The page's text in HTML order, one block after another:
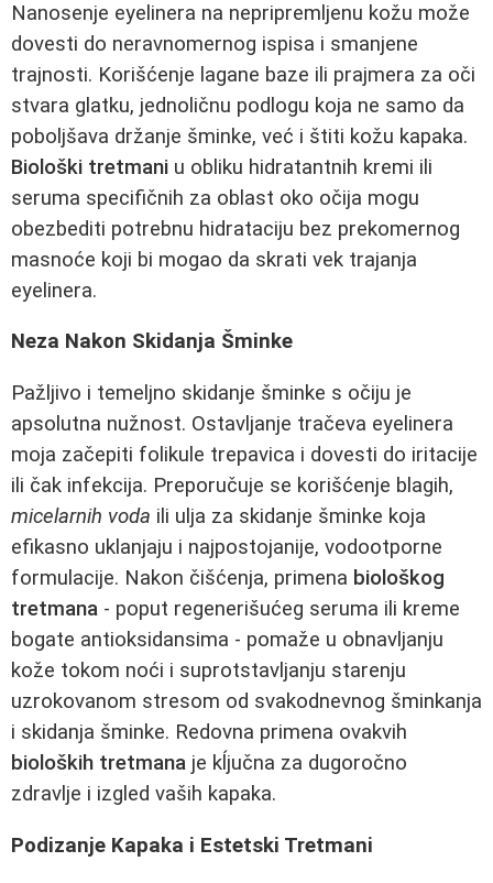
Nanosenje eyelinera na nepripremljenu kožu može
dovesti do neravnomernog ispisa i smanjene
trajnosti. Korišćenje lagane baze ili prajmera za oči
stvara glatku, jednoličnu podlogu koja ne samo da
poboljšava držanje šminke, već i štiti kožu kapaka.
Biološki tretmani u obliku hidratantnih kremi ili
seruma specifičnih za oblast oko očija mogu
obezbediti potrebnu hidrataciju bez prekomernog
masnoće koji bi mogao da skrati vek trajanja
eyelinera.
Neza Nakon Skidanja Šminke
Pažljivo i temeljno skidanje šminke s očiju je
apsolutna nužnost. Ostavljanje tračeva eyelinera
moja začepiti folikule trepavica i dovesti do iritacije
ili čak infekcija. Preporučuje se korišćenje blagih,
micelarnih voda ili ulja za skidanje šminke koja
efikasno uklanjaju i najpostojanije, vodootporne
formulacije. Nakon čišćenja, primena biološkog
tretmana - poput regenerišućeg seruma ili kreme
bogate antioksidansima - pomaže u obnavljanju
kože tokom noći i suprotstavljanju starenju
uzrokovanom stresom od svakodnevnog šminkanja
i skidanja šminke. Redovna primena ovakvih
bioloških tretmana je kĺjučna za dugoročno
zdravlje i izgled vaših kapaka.
Podizanje Kapaka i Estetski Tretmani